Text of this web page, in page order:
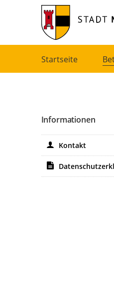
Startseite
Informationen
Kontakt